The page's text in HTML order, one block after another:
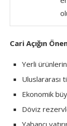
Cari Açığın
Yerli
Uluslararası
Ekonomik
Döviz
Yabancı